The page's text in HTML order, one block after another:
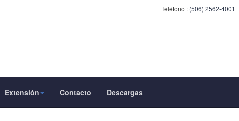
Teléfono : (506) 2562-4001
Extensión Contacto Descargas